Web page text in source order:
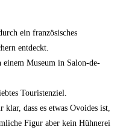
ein französisches
entdeckt.
Museum in Salon-de-
Touristenziel.
dass es etwas Ovoides ist,
Figur aber kein Hühnerei